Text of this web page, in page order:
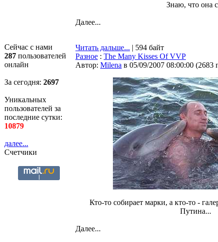
Сейчас с нами
287 пользователей
онлайн
За сегодня: 2698
Уникальных
пользователей за
последние сутки:
10879
далее...
Счетчики
Знаю, что она
Далее...
Читать дальше... | 594 байт
Разное : The Many Kisses Of VVP
Автор: Milena в 05/09/2007 08:00:00 (2683
Кто-то собирает марки, а кто-то -
Путина...
Далее...